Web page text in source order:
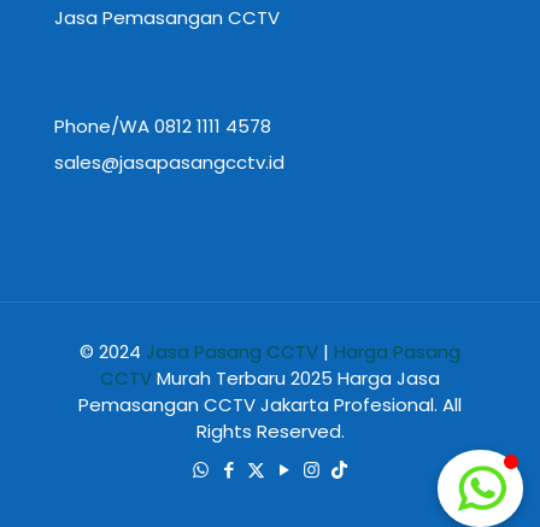
Jasa Pemasangan CCTV
Phone/WA 0812 1111 4578
sales@jasapasangcctv.id
© 2024 Jasa Pasang CCTV | Harga Pasang
CCTVMurah Terbaru 2025 Harga Jasa
Pemasangan CCTV Jakarta Profesional. All
Rights Reserved.